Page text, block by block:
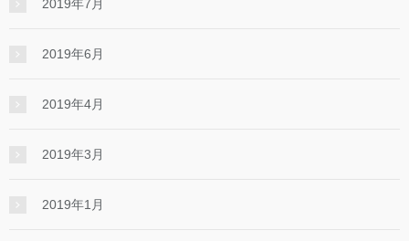
2019年7月
2019年6月
2019年4月
2019年3月
2019年1月